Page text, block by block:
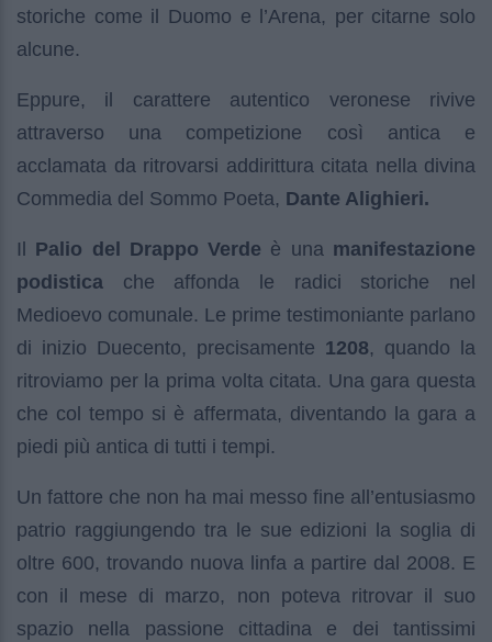
storiche come il Duomo e l’Arena, per citarne solo
alcune.
Eppure, il carattere autentico veronese rivive
attraverso una competizione così antica e
acclamata da ritrovarsi addirittura citata nella divina
Commedia del Sommo Poeta, Dante Alighieri.
Il Palio del Drappo Verde è una manifestazione
podistica che affonda le radici storiche nel
Medioevo comunale. Le prime testimoniante parlano
di inizio Duecento, precisamente 1208, quando la
ritroviamo per la prima volta citata. Una gara questa
che col tempo si è affermata, diventando la gara a
piedi più antica di tutti i tempi.
Un fattore che non ha mai messo fine all’entusiasmo
patrio raggiungendo tra le sue edizioni la soglia di
oltre 600, trovando nuova linfa a partire dal 2008. E
con il mese di marzo, non poteva ritrovar il suo
spazio nella passione cittadina e dei tantissimi